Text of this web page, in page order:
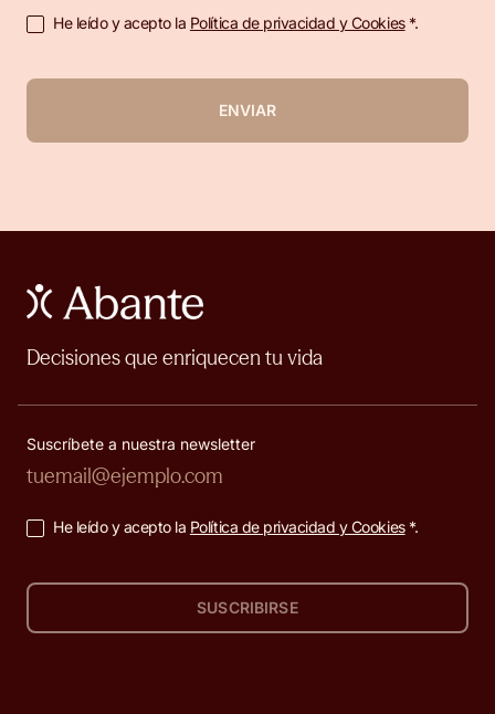
He leído y acepto la Política de privacidad y Cookies*.
ENVIAR
Decisiones que enriquecen tu vida
Suscríbete a nuestra newsletter
He leído y acepto la Política de privacidad y Cookies*.
SUSCRIBIRSE